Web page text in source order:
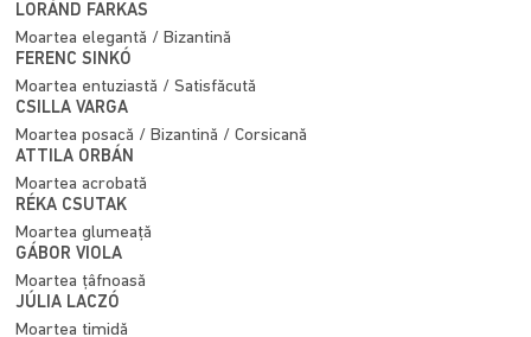
LORÁND FARKAS
Moartea elegantă / Bizantină
FERENC SINKÓ
Moartea entuziastă / Satisfăcută
CSILLA VARGA
Moartea posacă / Bizantină / Corsicană
ATTILA ORBÁN
Moartea acrobată
RÉKA CSUTAK
Moartea glumeață
GÁBOR VIOLA
Moartea țâfnoasă
JÚLIA LACZÓ
Moartea timidă